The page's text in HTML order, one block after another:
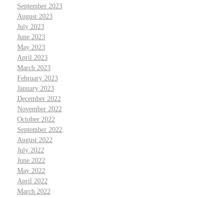
September 2023
August 2023
July 2023
June 2023
May 2023
April 2023
March 2023
February 2023
January 2023
December 2022
November 2022
October 2022
September 2022
August 2022
July 2022
June 2022
May 2022
April 2022
March 2022